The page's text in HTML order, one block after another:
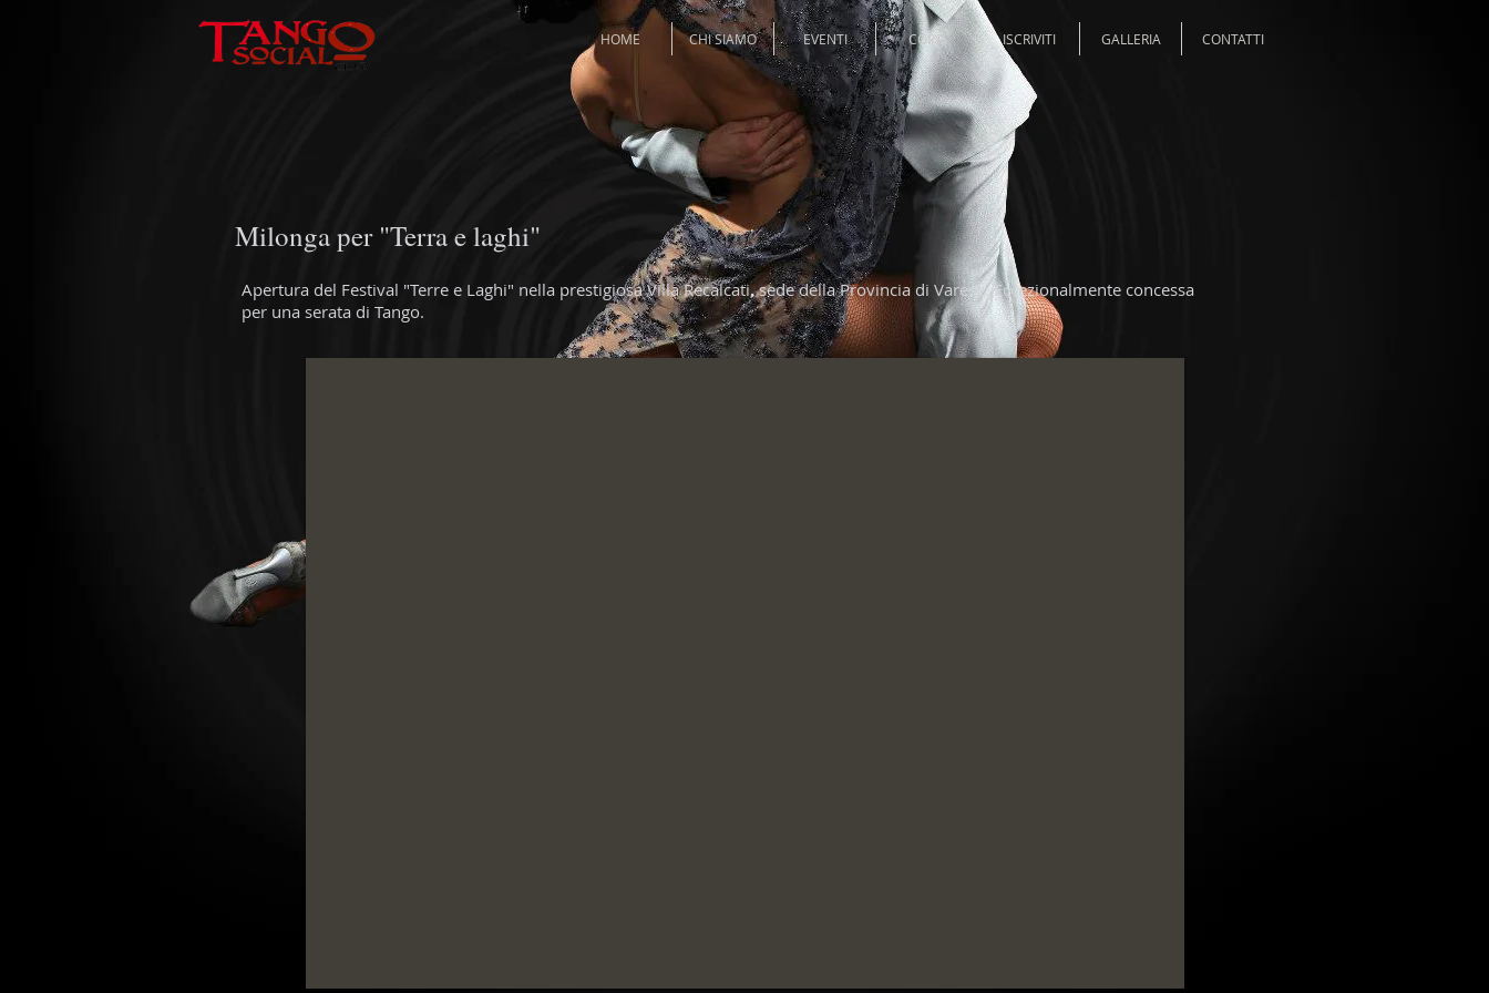
HOME CHI SIAMO EVENTI CORSI ISCRIVITI GALLERIA CONTATTI
Milonga per "Terra e laghi"
Apertura del Festival "Terre e Laghi" nella prestigiosa Villa Recalcati, sede della Provincia di Varese. Eccezionalmente concessa
per una serata di Tango.